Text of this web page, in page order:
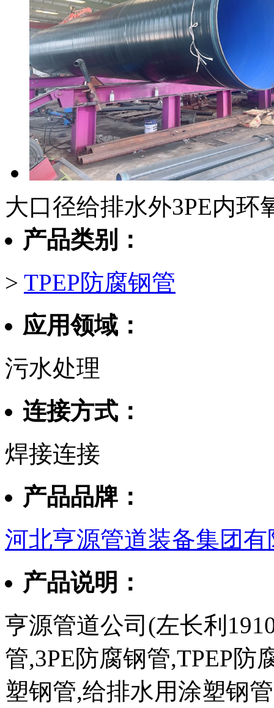
大口径给排水外3PE内环
产品类别：
> TPEP防腐钢管
应用领域：
污水处理
连接方式：
焊接连接
产品品牌：
河北亨源管道装备集团有
产品说明：
亨源管道公司(左长利
管,3PE防腐钢管,TPEP
塑钢管,给排水用涂塑钢